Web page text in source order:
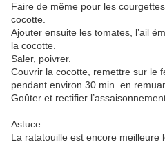
Faire de même pour les
cocotte.
Ajouter ensuite les tomates, l’ail
la cocotte.
Saler, poivrer.
Couvrir la cocotte, remettre sur le
pendant environ 30 min. en
Goûter et rectifier
Astuce :
La ratatouille est encore meilleure